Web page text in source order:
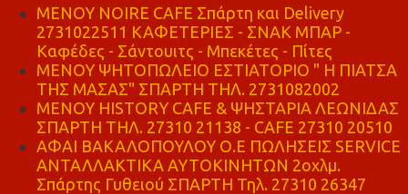
MENOY NOIRE CAFE Σπάρτη και Delivery
2731022511 ΚΑΦΕΤΕΡΙΕΣ - ΣΝΑΚ ΜΠΑΡ -
Καφέδες - Σάντουιτς - Μπεκέτες - Πίτες
ΜΕΝΟΥ ΨΗΤΟΠΩΛΕΙΟ ΕΣΤΙΑΤΟΡΙΟ " Η ΠΙΑΤΣΑ
ΤΗΣ ΜΑΣΑΣ" ΣΠΑΡΤΗ ΤΗΛ. 2731082002
ΜΕΝΟΥ HISTORY CAFE & ΨΗΣΤΑΡΙΑ ΛΕΩΝΙΔΑΣ
ΣΠΑΡΤΗ ΤΗΛ. 27310 21138 - CAFE 27310 20510
ΑΦΑΙ ΒΑΚΑΛΟΠΟΥΛΟΥ Ο.Ε ΠΩΛΗΣΕΙΣ SERVICE
ΑΝΤΑΛΛΑΚΤΙΚΑ ΑΥΤΟΚΙΝΗΤΩΝ 2οχλμ.
Σπάρτης Γυθειού ΣΠΑΡΤΗ Τηλ. 27310 26347